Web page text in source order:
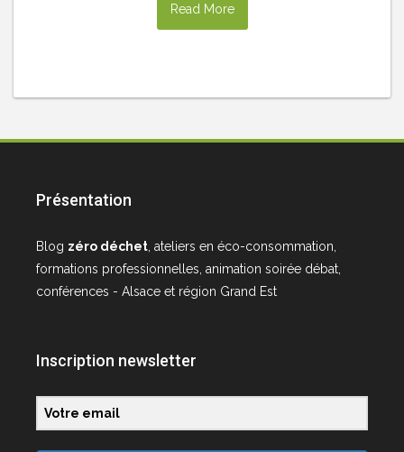
Read More
Présentation
Blog zéro déchet , ateliers en éco-consommation,
formations professionnelles, animation soirée débat,
conférences - Alsace et région Grand Est
Inscription newsletter